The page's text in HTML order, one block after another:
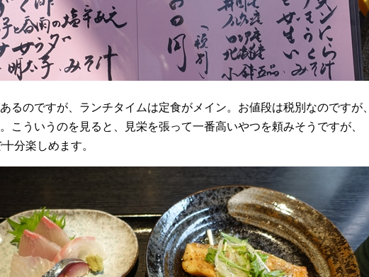
るのですが、ランチタイムは定食がメイン。お値段は税別なのですが、
こういうのを見ると、見栄を張って一番高いやつを頼みそうですが、
分楽しめます。